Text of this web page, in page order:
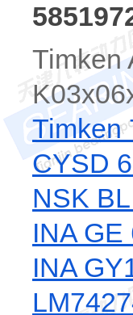
Timken
Timken
CYSD
NSK
INA
INA